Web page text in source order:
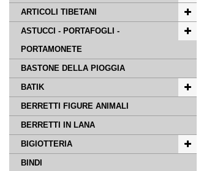
ARTICOLI TIBETANI
ASTUCCI - PORTAFOGLI -
PORTAMONETE
BASTONE DELLA PIOGGIA
BATIK
BERRETTI FIGURE ANIMALI
BERRETTI IN LANA
BIGIOTTERIA
BINDI